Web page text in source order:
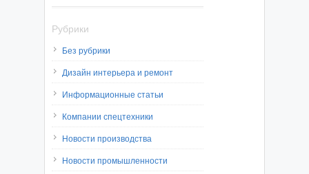
Рубрики
Без рубрики
Дизайн интерьера и ремонт
Информационные статьи
Компании спецтехники
Новости производства
Новости промышленности